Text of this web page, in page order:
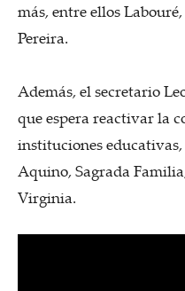
más, entre ellos
Pereira.
Además, el secretario
que espera reactivar la
instituciones educativas,
Aquino, Sagrada
Virginia.